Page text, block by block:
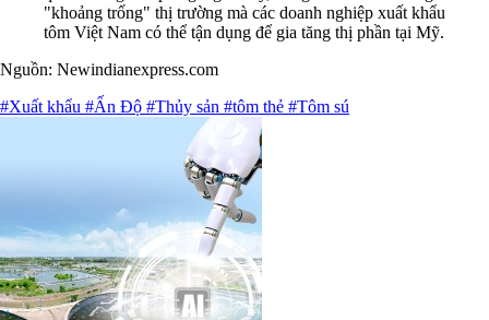
"khoảng trống" thị trường mà các doanh nghiệp xuất khẩu
tôm Việt Nam có thể tận dụng để gia tăng thị phần tại Mỹ.
Nguồn: Newindianexpress.com
#Xuất khẩu #Ấn Độ #Thủy sản #tôm thẻ #Tôm sú